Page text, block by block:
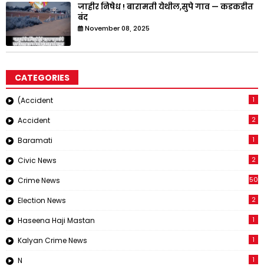
जाहीर निषेध ! बारामती येथील,सुपे गाव — कडकडीत
बंद
November 08, 2025
CATEGORIES
(Accident 1
Accident 2
Baramati 1
Civic News 2
Crime News 50
Election News 2
Haseena Haji Mastan 1
Kalyan Crime News 1
N 1